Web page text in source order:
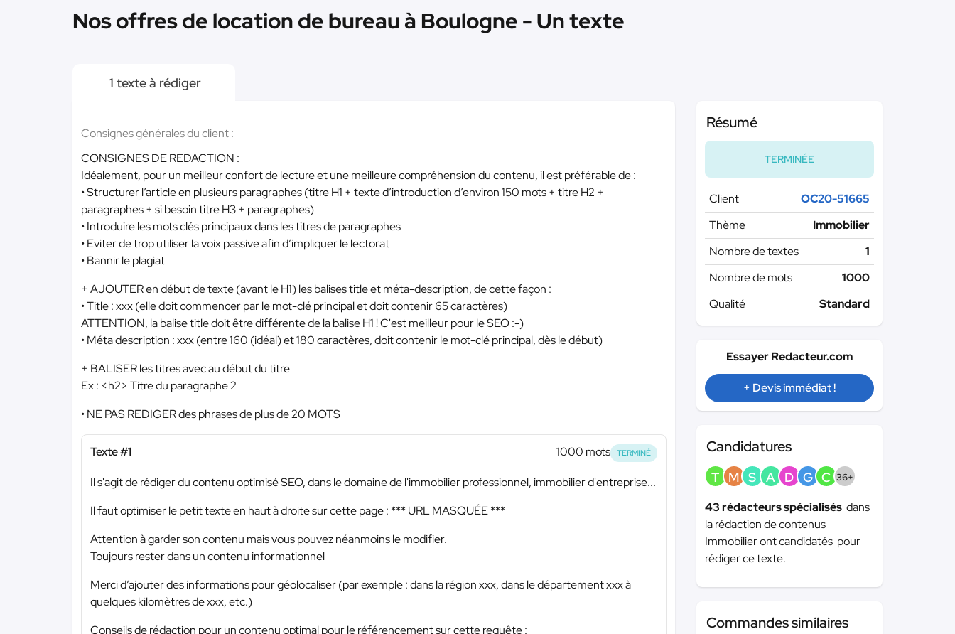
Nos offres de location de bureau à Boulogne - Un texte
1 texte à rédiger
Consignes générales du client :
CONSIGNES DE REDACTION :
Idéalement, pour un meilleur confort de lecture et une meilleure compréhension du contenu, il est préférable de :
• Structurer l’article en plusieurs paragraphes (titre H1 + texte d’introduction d’environ 150 mots + titre H2 +
paragraphes + si besoin titre H3 + paragraphes)
• Introduire les mots clés principaux dans les titres de paragraphes
• Eviter de trop utiliser la voix passive afin d’impliquer le lectorat
• Bannir le plagiat
+ AJOUTER en début de texte (avant le H1) les balises title et méta-description, de cette façon :
• Title : xxx (elle doit commencer par le mot-clé principal et doit contenir 65 caractères)
ATTENTION, la balise title doit être différente de la balise H1 ! C'est meilleur pour le SEO :-)
• Méta description : xxx (entre 160 (idéal) et 180 caractères, doit contenir le mot-clé principal, dès le début)
+ BALISER les titres avec au début du titre
Ex : <h2> Titre du paragraphe 2
• NE PAS REDIGER des phrases de plus de 20 MOTS
Texte #1 1000 mots TERMINÉ
Il s'agit de rédiger du contenu optimisé SEO, dans le domaine de l'immobilier professionnel, immobilier d'entreprise...
Il faut optimiser le petit texte en haut à droite sur cette page : *** URL MASQUÉE ***
Attention à garder son contenu mais vous pouvez néanmoins le modifier.
Toujours rester dans un contenu informationnel
Merci d’ajouter des informations pour géolocaliser (par exemple : dans la région xxx, dans le département xxx à
quelques kilomètres de xxx, etc.)
Conseils de rédaction pour un contenu optimal pour le référencement sur cette requête :
Résumé
TERMINÉE
Client
OC20-51665
Thème
Immobilier
Nombre de textes
1
Nombre de mots
1000
Qualité
Standard
Essayer Redacteur.com
+ Devis immédiat !
Candidatures
T M S A D G C 36+
43 rédacteurs spécialisés dans
la rédaction de contenus
Immobilier ont candidatés pour
rédiger ce texte.
Commandes similaires